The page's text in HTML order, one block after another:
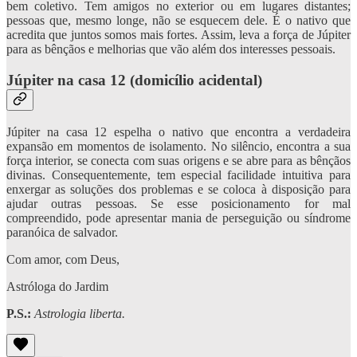
bem coletivo. Tem amigos no exterior ou em lugares distantes;
pessoas que, mesmo longe, não se esquecem dele. É o nativo que
acredita que juntos somos mais fortes. Assim, leva a força de Júpiter
para as bênçãos e melhorias que vão além dos interesses pessoais.
Júpiter na casa 12 (domicílio acidental)
Júpiter na casa 12 espelha o nativo que encontra a verdadeira
expansão em momentos de isolamento. No silêncio, encontra a sua
força interior, se conecta com suas origens e se abre para as bênçãos
divinas. Consequentemente, tem especial facilidade intuitiva para
enxergar as soluções dos problemas e se coloca à disposição para
ajudar outras pessoas. Se esse posicionamento for mal
compreendido, pode apresentar mania de perseguição ou síndrome
paranóica de salvador.
Com amor, com Deus,
Astróloga do Jardim
P.S.:Astrologia liberta.